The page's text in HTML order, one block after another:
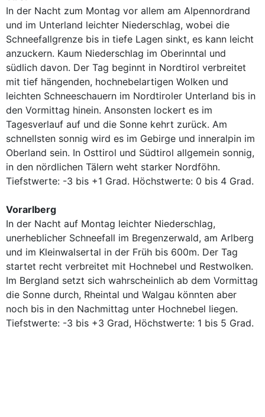
In der Nacht zum Montag vor allem am Alpennordrand
und im Unterland leichter Niederschlag, wobei die
Schneefallgrenze bis in tiefe Lagen sinkt, es kann leicht
anzuckern. Kaum Niederschlag im Oberinntal und
südlich davon. Der Tag beginnt in Nordtirol verbreitet
mit tief hängenden, hochnebelartigen Wolken und
leichten Schneeschauern im Nordtiroler Unterland bis in
den Vormittag hinein. Ansonsten lockert es im
Tagesverlauf auf und die Sonne kehrt zurück. Am
schnellsten sonnig wird es im Gebirge und inneralpin im
Oberland sein. In Osttirol und Südtirol allgemein sonnig,
in den nördlichen Tälern weht starker Nordföhn.
Tiefstwerte: -3 bis +1 Grad. Höchstwerte: 0 bis 4 Grad.
Vorarlberg
In der Nacht auf Montag leichter Niederschlag,
unerheblicher Schneefall im Bregenzerwald, am Arlberg
und im Kleinwalsertal in der Früh bis 600m. Der Tag
startet recht verbreitet mit Hochnebel und Restwolken.
Im Bergland setzt sich wahrscheinlich ab dem Vormittag
die Sonne durch, Rheintal und Walgau könnten aber
noch bis in den Nachmittag unter Hochnebel liegen.
Tiefstwerte: -3 bis +3 Grad, Höchstwerte: 1 bis 5 Grad.